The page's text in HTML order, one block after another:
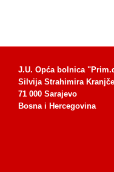
J.U. Opća bolnica
Silvija Strahimira
71 000 Sarajevo
Bosna i Hercegovina